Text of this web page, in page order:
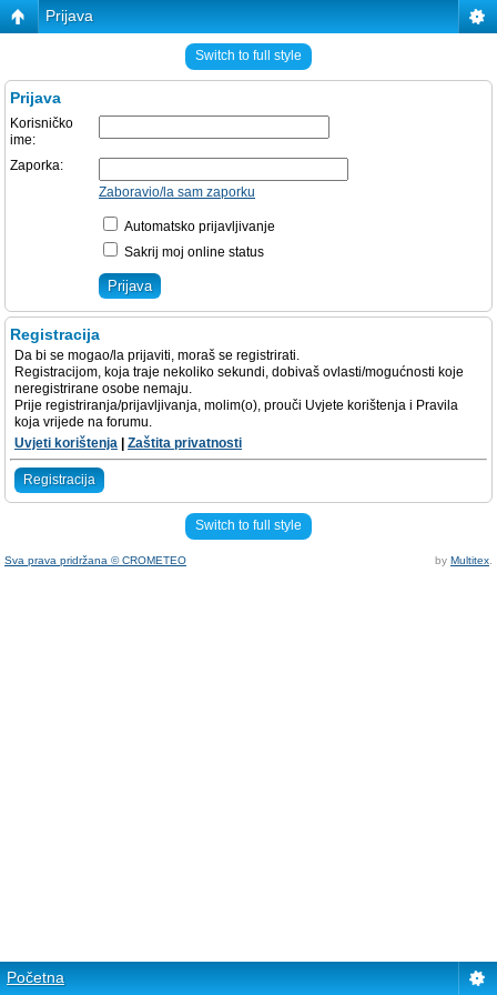
Prijava
Switch to full style
Prijava
Korisničko
ime:
Zaporka:
Zaboravio/la sam zaporku
Automatsko prijavljivanje
Sakrij moj online status
Registracija
Da bi se mogao/la prijaviti, moraš se registrirati.
Registracijom, koja traje nekoliko sekundi, dobivaš ovlasti/mogućnosti koje
neregistrirane osobe nemaju.
Prije registriranja/prijavljivanja, molim(o), prouči Uvjete korištenja i Pravila
koja vrijede na forumu.
Uvjeti korištenja
Zaštita privatnosti
Registracija
Switch to full style
Sva prava pridržana © CROMETEO by Multitex
Početna